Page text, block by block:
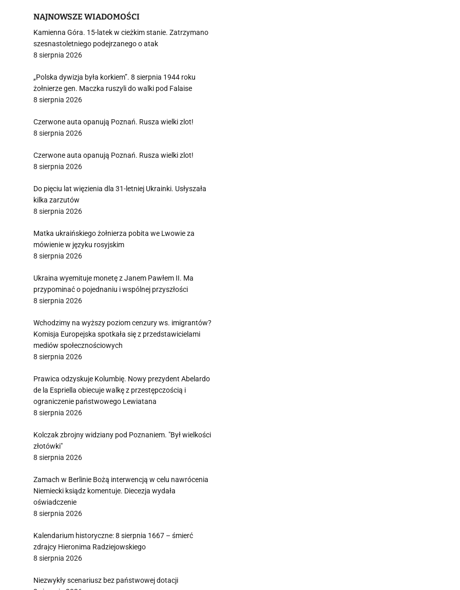
NAJNOWSZE WIADOMOŚCI
Kamienna Góra. 15-latek w cieżkim stanie. Zatrzymano
szesnastoletniego podejrzanego o atak
8 sierpnia 2026
„Polska dywizja była korkiem”. 8 sierpnia 1944 roku
żołnierze gen. Maczka ruszyli do walki pod Falaise
8 sierpnia 2026
Czerwone auta opanują Poznań. Rusza wielki zlot!
8 sierpnia 2026
Czerwone auta opanują Poznań. Rusza wielki zlot!
8 sierpnia 2026
Do pięciu lat więzienia dla 31-letniej Ukrainki. Usłyszała
kilka zarzutów
8 sierpnia 2026
Matka ukraińskiego żołnierza pobita we Lwowie za
mówienie w języku rosyjskim
8 sierpnia 2026
Ukraina wyemituje monetę z Janem Pawłem II. Ma
przypominać o pojednaniu i wspólnej przyszłości
8 sierpnia 2026
Wchodzimy na wyższy poziom cenzury ws. imigrantów?
Komisja Europejska spotkała się z przedstawicielami
mediów społecznościowych
8 sierpnia 2026
Prawica odzyskuje Kolumbię. Nowy prezydent Abelardo
de la Espriella obiecuje walkę z przestępczością i
ograniczenie państwowego Lewiatana
8 sierpnia 2026
Kolczak zbrojny widziany pod Poznaniem. "Był wielkości
złotówki"
8 sierpnia 2026
Zamach w Berlinie Bożą interwencją w celu nawrócenia
Niemiecki ksiądz komentuje. Diecezja wydała
oświadczenie
8 sierpnia 2026
Kalendarium historyczne: 8 sierpnia 1667 – śmierć
zdrajcy Hieronima Radziejowskiego
8 sierpnia 2026
Niezwykły scenariusz bez państwowej dotacji